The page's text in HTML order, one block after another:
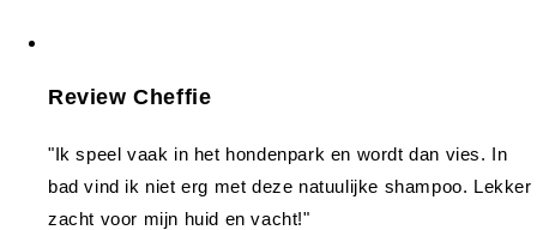
Review Cheffie
"Ik speel vaak in het hondenpark en wordt dan vies. In
bad vind ik niet erg met deze natuulijke shampoo. Lekker
zacht voor mijn huid en vacht!"